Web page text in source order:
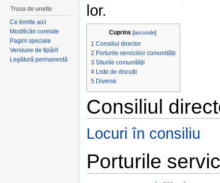
lor.
Cuprins [ascunde]
1 Consiliul director
2 Porturile serviciilor comunității
3 Siturile comunității
4 Liste de discuții
5 Diverse
Consiliul
Locuri în consiliu
Porturile
Trusa de unelte
Ce trimite aici
Modificări corelate
Pagini speciale
Versiune de tipărit
Legătură permanentă